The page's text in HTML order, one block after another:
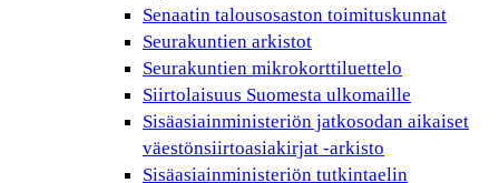
Senaatin talousosaston toimituskunnat
Seurakuntien arkistot
Seurakuntien mikrokorttiluettelo
Siirtolaisuus Suomesta ulkomaille
Sisäasiainministeriön jatkosodan aikaiset
väestönsiirtoasiakirjat -arkisto
Sisäasiainministeriön tutkintaelin